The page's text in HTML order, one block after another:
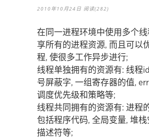
2010年10月24日 阅读(282)
在同一进程环境中使用多个
享所有的进程资源, 而且可以
程, 使很多工作异步进行;
线程单独拥有的资源有: 线程
号屏蔽字, 一组寄存器的值,
调度优先级和策略等;
线程共同拥有的资源有: 进程
包括程序代码, 全局变量, 堆栈
描述符等;